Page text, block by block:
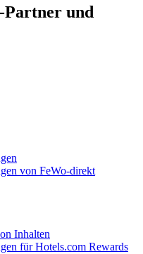
und
von FeWo-direkt
Inhalten
für Hotels.com Rewards